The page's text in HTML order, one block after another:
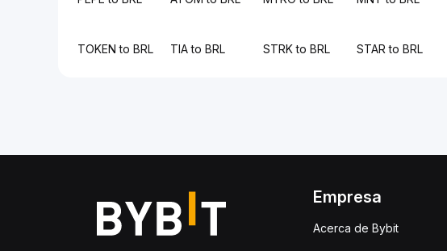
TOKEN to BRL TIA to BRL STRK to BRL STAR to BRL
Empresa
Acerca de Bybit